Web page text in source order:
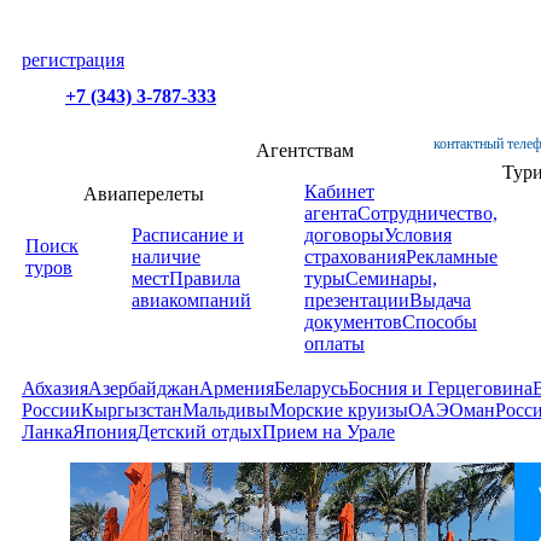
регистрация
+7 (343) 3-787-333
контактный
Поиск
туров
Авиаперелеты
Расписание и
наличие
местПравила
авиакомпаний
Агентствам
Кабинет
агентаСотрудничество,
договорыУсловия
страхованияРекламные
турыСеминары,
презентацииВыдача
документовСпособы
оплаты
АбхазияАзербайджанАрменияБеларусьБосния и Герцеговина
РоссииКыргызстанМальдивыМорские круизыОАЭОман
ЛанкаЯпонияДетский отдыхПрием на Урале